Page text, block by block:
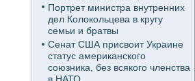
Портрет министра внутренних
дел Колокольцева в кругу
семьи и братвы
Сенат США присвоит Украине
статус американского
союзника, без всякого членства